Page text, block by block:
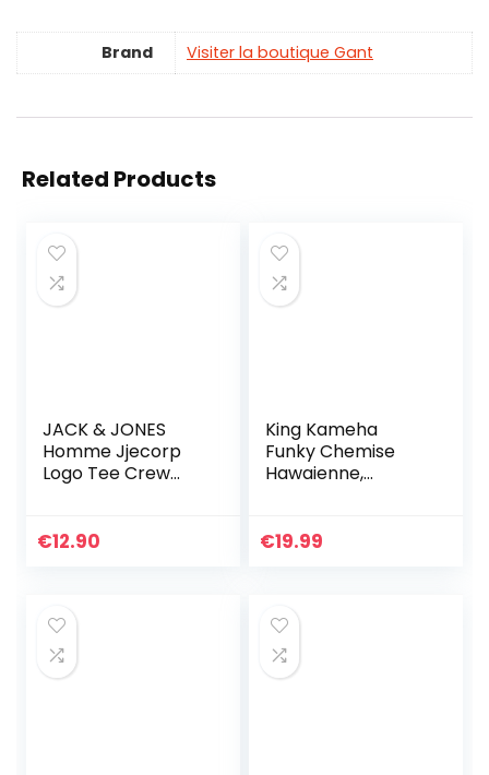
Brand Visiter la boutique Gant
Related Products
JACK & JONES
Homme Jjecorp
Logo Tee Crew
EU
€12.90
King Kameha
Funky Chemise
Hawaienne,
€19.99